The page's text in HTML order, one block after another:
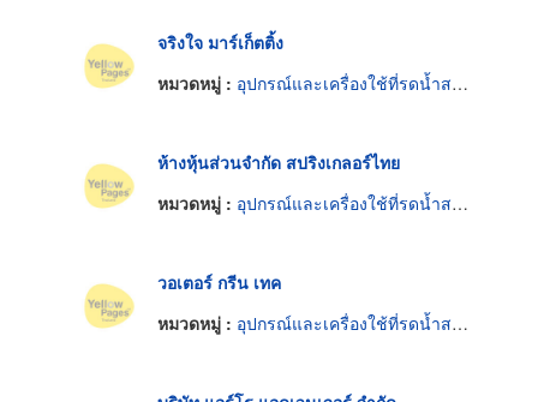
จริงใจ มาร์เก็ตติ้ง
หมวดหมู่ : อุปกรณ์และเครื่องใช้ที่รดน้ำสนามและสวน
ห้างหุ้นส่วนจำกัด สปริงเกลอร์ไทย
หมวดหมู่ : อุปกรณ์และเครื่องใช้ที่รดน้ำสนามและสวน
วอเตอร์ กรีน เทค
หมวดหมู่ : อุปกรณ์และเครื่องใช้ที่รดน้ำสนามและสวน